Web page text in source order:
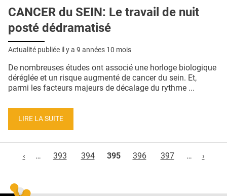
CANCER du SEIN: Le travail de nuit
posté dédramatisé
Actualité publiée il y a 9 années 10 mois
De nombreuses études ont associé une horloge biologique
déréglée et un risque augmenté de cancer du sein. Et,
parmi les facteurs majeurs de décalage du rythme ...
LIRE LA SUITE
‹
… 393 394 395 396 397 … ›